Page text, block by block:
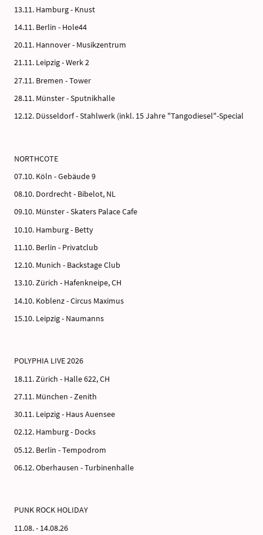
13.11. Hamburg - Knust
14.11. Berlin - Hole44
20.11. Hannover - Musikzentrum
21.11. Leipzig - Werk 2
27.11. Bremen - Tower
28.11. Münster - Sputnikhalle
12.12. Düsseldorf - Stahlwerk (inkl. 15 Jahre "Tangodiesel"-Special
NORTHCOTE
07.10. Köln - Gebäude 9
08.10. Dordrecht - Bibelot, NL
09.10. Münster - Skaters Palace Cafe
10.10. Hamburg - Betty
11.10. Berlin - Privatclub
12.10. Munich - Backstage Club
13.10. Zürich - Hafenkneipe, CH
14.10. Koblenz - Circus Maximus
15.10. Leipzig - Naumanns
POLYPHIA LIVE 2026
18.11. Zürich - Halle 622, CH
27.11. München - Zenith
30.11. Leipzig - Haus Auensee
02.12. Hamburg - Docks
05.12. Berlin - Tempodrom
06.12. Oberhausen - Turbinenhalle
PUNK ROCK HOLIDAY
11.08. - 14.08.26